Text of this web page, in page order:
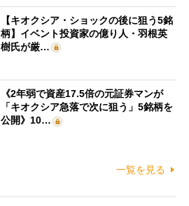
【キオクシア・ショックの後に狙う5銘
柄】イベント投資家の億り人・羽根英
樹氏が厳…
《2年弱で資産17.5倍の元証券マンが
「キオクシア急落で次に狙う」5銘柄を
公開》10…
一覧を見る